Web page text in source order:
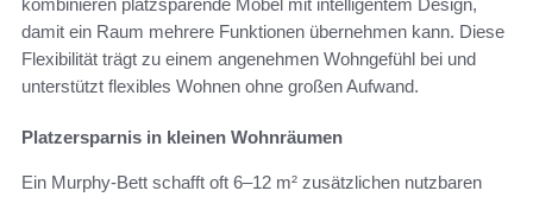
damit ein Raum mehrere Funktionen übernehmen kann. Diese
Flexibilität trägt zu einem angenehmen Wohngefühl bei und
unterstützt flexibles Wohnen ohne großen Aufwand.
Platzersparnis in kleinen Wohnräumen
Ein Murphy-Bett schafft oft 6–12 m² zusätzlichen nutzbaren